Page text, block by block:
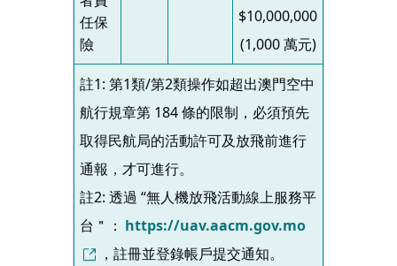
任保
險
$10,000,000
(1,000 萬元)
註1: 第1類/第2類操作如超出澳門空中
航行規章第 184 條的限制，必須預先
取得民航局的活動許可及放飛前進行
通報，才可進行。
註2: 透過 “無人機放飛活動線上服務平
台＂： https://uav.aacm.gov.mo
，註冊並登錄帳戶提交通知。